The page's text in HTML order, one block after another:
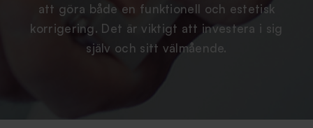
att göra både en funktionell och estetisk
korrigering. Det är viktigt att investera i sig
själv och sitt välmående.